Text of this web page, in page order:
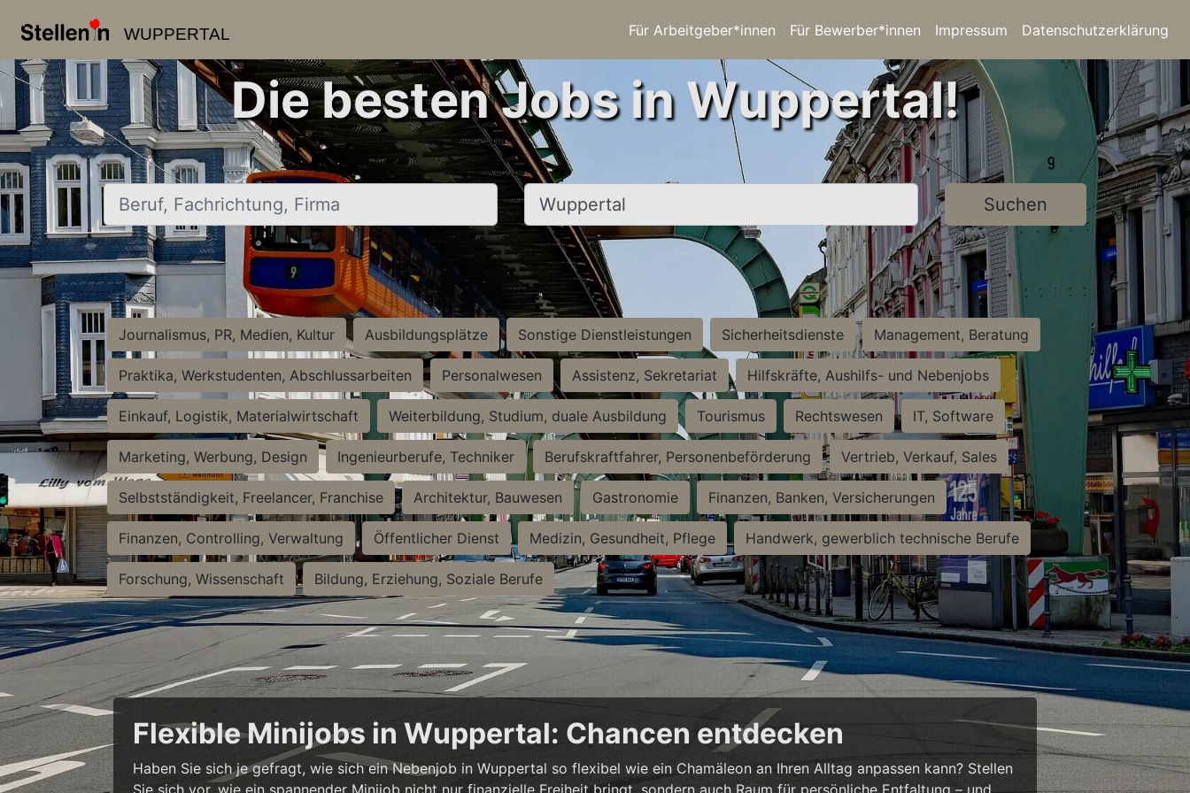
WUPPERTAL Für Arbeitgeber*innen Für Bewerber*innen Impressum Datenschutzerklärung
Die besten Jobs in Wuppertal!
Beruf, Fachrichtung, Firma Ort, Stadt Suchen
Journalismus, PR, Medien, Kultur Ausbildungsplätze Sonstige Dienstleistungen Sicherheitsdienste Management, Beratung
Praktika, Werkstudenten, Abschlussarbeiten Personalwesen Assistenz, Sekretariat Hilfskräfte, Aushilfs- und Nebenjobs
Einkauf, Logistik, Materialwirtschaft Weiterbildung, Studium, duale Ausbildung Tourismus Rechtswesen IT, Software
Marketing, Werbung, Design Ingenieurberufe, Techniker Berufskraftfahrer, Personenbeförderung Vertrieb, Verkauf, Sales
Selbstständigkeit, Freelancer, Franchise Architektur, Bauwesen Gastronomie Finanzen, Banken, Versicherungen
Finanzen, Controlling, Verwaltung Öffentlicher Dienst Medizin, Gesundheit, Pflege Handwerk, gewerblich technische Berufe
Forschung, Wissenschaft Bildung, Erziehung, Soziale Berufe
Flexible Minijobs in Wuppertal: Chancen entdecken
Haben Sie sich je gefragt, wie sich ein Nebenjob in Wuppertal so flexibel wie ein Chamäleon an Ihren Alltag anpassen kann? Stellen